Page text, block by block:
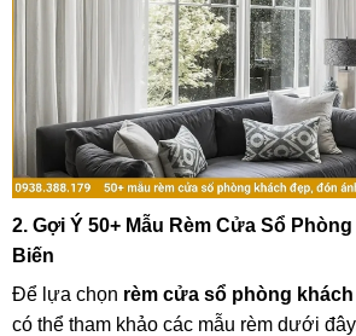
2. Gợi Ý 50+ Mẫu Rèm Cửa Sổ
Biến
Để lựa chọn rèm cửa sổ phòng
có thể tham khảo các mẫu rèm dưới